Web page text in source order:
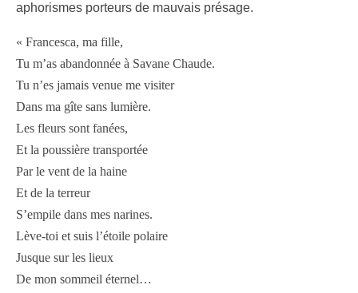
aphorismes porteurs de mauvais présage.
« Francesca, ma fille,
Tu m’as abandonnée à Savane Chaude.
Tu n’es jamais venue me visiter
Dans ma gîte sans lumière.
Les fleurs sont fanées,
Et la poussière transportée
Par le vent de la haine
Et de la terreur
S’empile dans mes narines.
Lève-toi et suis l’étoile polaire
Jusque sur les lieux
De mon sommeil éternel…